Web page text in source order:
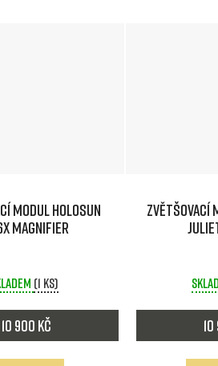
modul HOLOSUN
magnifier
(1 ks)
10 900 Kč
Zvětšovací